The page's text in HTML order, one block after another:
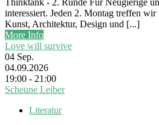
Thinktank - 2. Runde Für Neugierige
interessiert. Jeden 2. Montag treffen
Kunst, Architektur, Design und [...]
More Info
Love will survive
04 Sep.
04.09.2026
19:00 - 21:00
Scheune Leiber
Literatur